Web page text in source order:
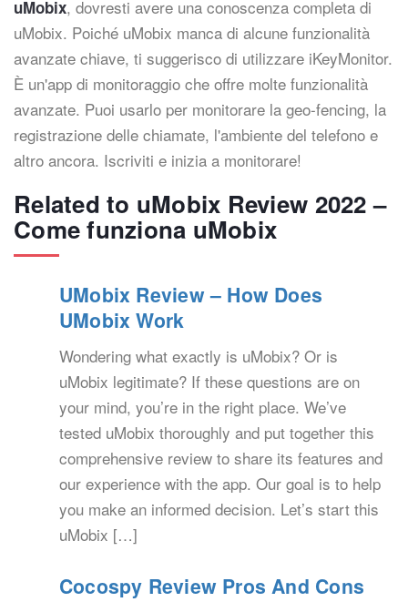
uMobix, dovresti avere una conoscenza completa di
uMobix. Poiché uMobix manca di alcune funzionalità
avanzate chiave, ti suggerisco di utilizzare iKeyMonitor.
È un'app di monitoraggio che offre molte funzionalità
avanzate. Puoi usarlo per monitorare la geo-fencing, la
registrazione delle chiamate, l'ambiente del telefono e
altro ancora. Iscriviti e inizia a monitorare!
Related to uMobix Review 2022 –
Come funziona uMobix
UMobix Review – How Does
UMobix Work
Wondering what exactly is uMobix? Or is
uMobix legitimate? If these questions are on
your mind, you’re in the right place. We’ve
tested uMobix thoroughly and put together this
comprehensive review to share its features and
our experience with the app. Our goal is to help
you make an informed decision. Let’s start this
uMobix […]
Cocospy Review Pros And Cons